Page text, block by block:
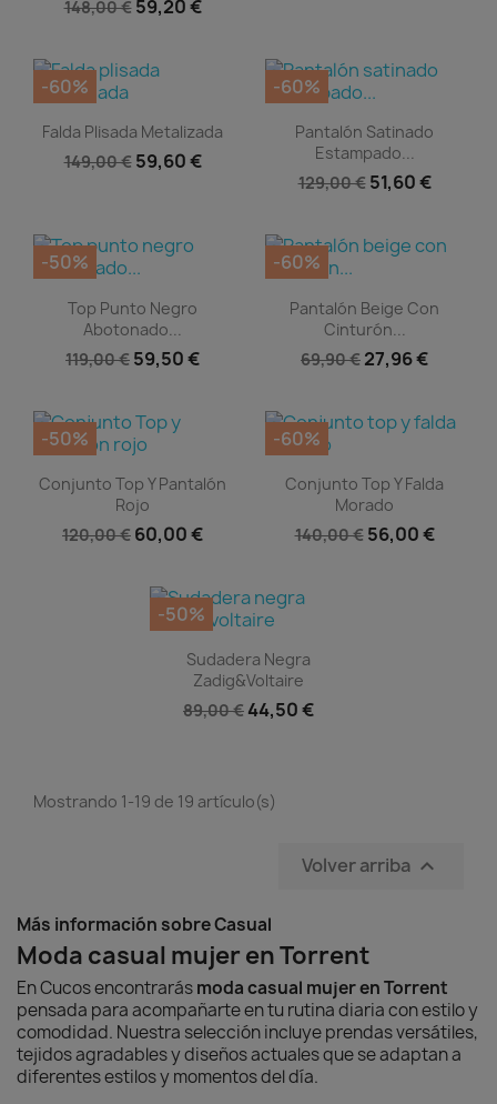
148,00 € 59,20 €
Vista rápida
Falda Plisada Metalizada
149,00 € 59,60 €
-60%
Vista rápida
Pantalón Satinado
Estampado...
129,00 € 51,60 €
-60%
Vista rápida
Top Punto Negro
Abotonado...
119,00 € 59,50 €
-50%
Vista rápida
Pantalón Beige Con
Cinturón...
69,90 € 27,96 €
-60%
Vista rápida
Conjunto Top Y Pantalón
Rojo
120,00 € 60,00 €
-50%
Vista rápida
Conjunto Top Y Falda
Morado
140,00 € 56,00 €
-60%
Vista rápida
Sudadera Negra
Zadig&voltaire
89,00 € 44,50 €
-50%
Mostrando 1-19 de 19 artículo(s)
Volver arriba 
Más información sobre Casual
Moda casual mujer en Torrent
En Cucos encontrarásmoda casual mujer en Torrent
pensada para acompañarte en tu rutina diaria con estilo y
comodidad. Nuestra selección incluye prendas versátiles,
tejidos agradables y diseños actuales que se adaptan a
diferentes estilos y momentos del día.